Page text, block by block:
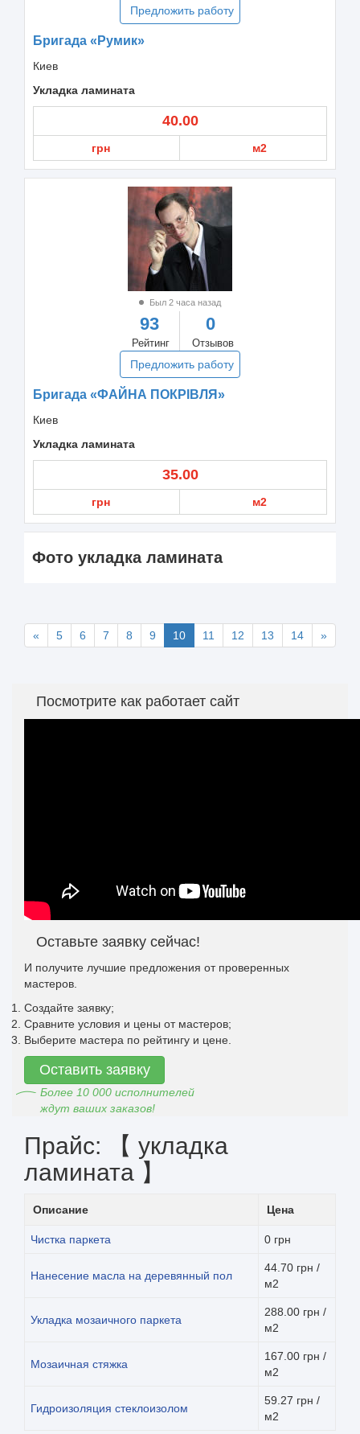
Предложить работу
Бригада «Румик»
Киев
Укладка ламината
40.00
грн м2
Был 2 часа назад
93
Рейтинг
0
Отзывов
Предложить работу
Бригада «ФАЙНА ПОКРІВЛЯ»
Киев
Укладка ламината
35.00
грн м2
Фото укладка ламината
« 5 6 7 8 9 10 11 12 13 14 »
Посмотрите как работает сайт
Оставьте заявку сейчас!
И получите лучшие предложения от проверенных
мастеров.
Создайте заявку;
Сравните условия и цены от мастеров;
Выберите мастера по рейтингу и цене.
Оставить заявку
Более 10 000 исполнителей
ждут ваших заказов!
Прайс: 【 укладка
ламината 】
Описание Цена
Чистка паркета 0 грн
Нанесение масла на деревянный пол
44.70 грн /
м2
Укладка мозаичного паркета
288.00 грн /
м2
Мозаичная стяжка
167.00 грн /
м2
Гидроизоляция стеклоизолом
59.27 грн /
м2